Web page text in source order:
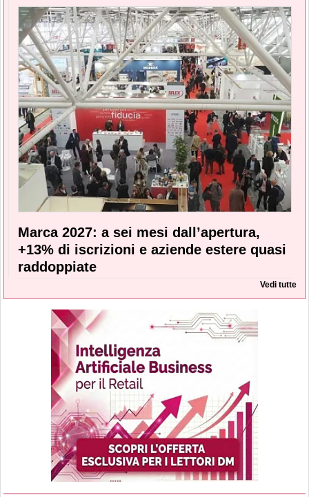
Marca 2027: a sei mesi dall’apertura,
+13% di iscrizioni e aziende estere quasi
raddoppiate
Vedi tutte